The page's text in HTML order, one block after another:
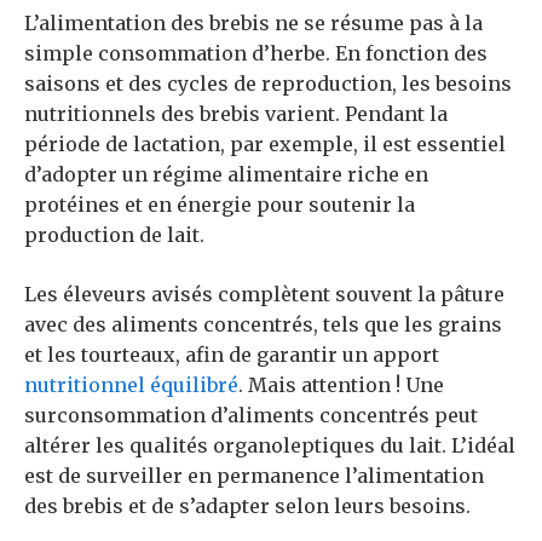
L’alimentation des brebis ne se résume pas à la
simple consommation d’herbe. En fonction des
saisons et des cycles de reproduction, les besoins
nutritionnels des brebis varient. Pendant la
période de lactation, par exemple, il est essentiel
d’adopter un régime alimentaire riche en
protéines et en énergie pour soutenir la
production de lait.
Les éleveurs avisés complètent souvent la pâture
avec des aliments concentrés, tels que les grains
et les tourteaux, afin de garantir un apport
nutritionnel équilibré. Mais attention ! Une
surconsommation d’aliments concentrés peut
altérer les qualités organoleptiques du lait. L’idéal
est de surveiller en permanence l’alimentation
des brebis et de s’adapter selon leurs besoins.